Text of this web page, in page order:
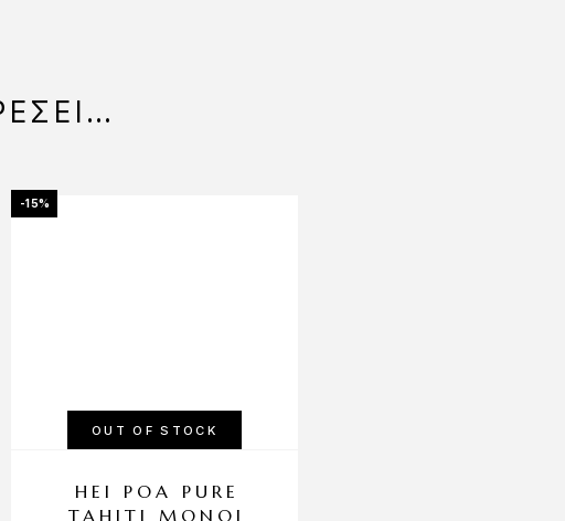
-15%
OUT OF STOCK
HEI POA PURE
TAHITI MONOI